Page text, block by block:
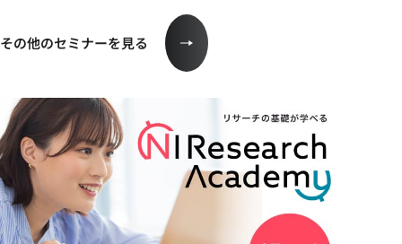
その他のセミナーを見る